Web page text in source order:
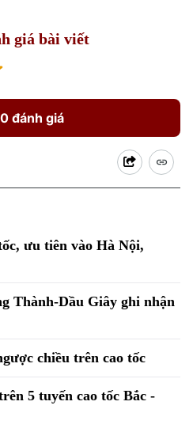
giá bài viết
đánh giá
ưu tiên vào Hà Nội,
Thành-Dầu Giây ghi nhận
chiều trên cao tốc
5 tuyến cao tốc Bắc -